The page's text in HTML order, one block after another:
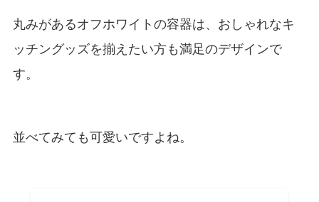
丸みがあるオフホワイトの容器は、おしゃれなキ
ッチングッズを揃えたい方も満足のデザインで
す。
並べてみても可愛いですよね。